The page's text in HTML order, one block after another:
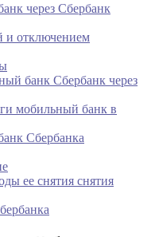
через Сбербанк
и отключением
банк Сбербанк через
мобильный банк в
Сбербанка
ее снятия снятия